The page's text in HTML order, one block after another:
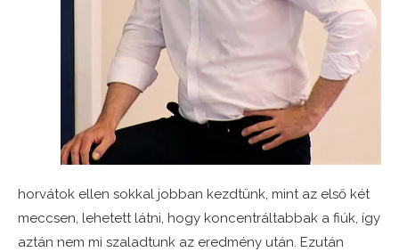
horvátok ellen sokkal jobban kezdtünk, mint az első két
meccsen, lehetett látni, hogy koncentráltabbak a fiúk, így
aztán nem mi szaladtunk az eredmény után. Ezután